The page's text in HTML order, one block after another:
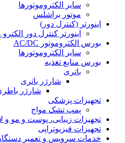
سایر الکتروموتورها
موتور براشلس
اینورتر (کنترل دور)
اینورتر کنترل دور الکترو
بورس الکتروموتور AC/DC
سایر الکتروموتورها
بورس منابع تغذیه
باتری
شارژر باتری
شارژر
تجهیزات پزشکی
پمپ تشک مواج
تجهیزات زیبایی، پوست و مو و
تجهیزات فیزیوتراپی
خدمات سرویس و تعمیر